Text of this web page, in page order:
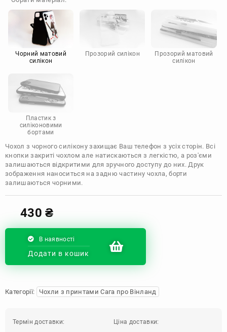
Doogee
Infinix
Sony
Motorola
Чорний матовий
силікон
Прозорий силікон
Прозорий матовий
силікон
Пластик з
силіконовими
бортами
Чохол з чорного силікону захищає Ваш телефон з усіх сторін. Всі
кнопки закриті чохлом але натискаються з легкістю, а роз'єми
залишаються відкритими для зручного доступу до них. Друк
зображення наноситься на задню частину чохла, борти
залишаються чорними.
430₴
В наявності
Додати в кошик
Категорії: Чохли з принтами Сага про Вінланд
Термін доставки: Ціна доставки: